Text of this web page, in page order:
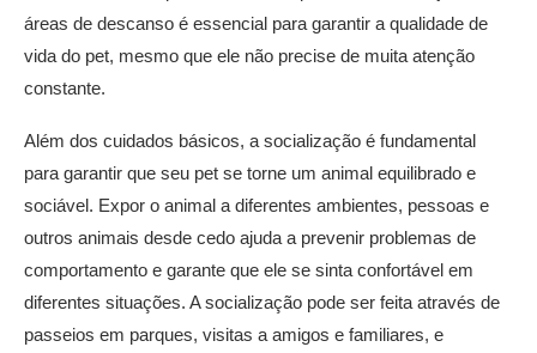
áreas de descanso é essencial para garantir a qualidade de
vida do pet, mesmo que ele não precise de muita atenção
constante.
Além dos cuidados básicos, a socialização é fundamental
para garantir que seu pet se torne um animal equilibrado e
sociável. Expor o animal a diferentes ambientes, pessoas e
outros animais desde cedo ajuda a prevenir problemas de
comportamento e garante que ele se sinta confortável em
diferentes situações. A socialização pode ser feita através de
passeios em parques, visitas a amigos e familiares, e